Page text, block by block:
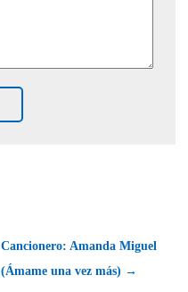
Cancionero: Amanda Miguel
(Ámame una vez más) →